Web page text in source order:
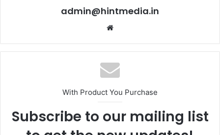
admin@hintmedia.in
With Product You Purchase
Subscribe to our mailing list